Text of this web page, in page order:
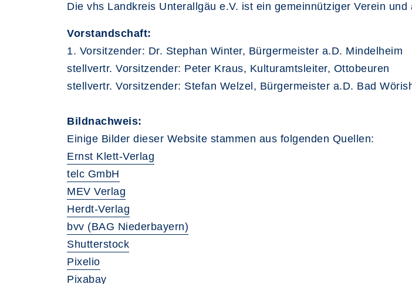
Die vhs Landkreis Unterallgäu e.V. ist ein gemeinnütziger Verein
Vorstandschaft:
1. Vorsitzender: Dr. Stephan Winter, Bürgermeister a.D. Mindelheim
stellvertr. Vorsitzender: Peter Kraus, Kulturamtsleiter, Ottobeuren
stellvertr. Vorsitzender: Stefan Welzel, Bürgermeister a.D. Bad
Bildnachweis:
Einige Bilder dieser Website stammen aus folgenden Quellen:
Ernst Klett-Verlag
telc GmbH
MEV Verlag
Herdt-Verlag
bvv (BAG Niederbayern)
Shutterstock
Pixelio
Pixabay